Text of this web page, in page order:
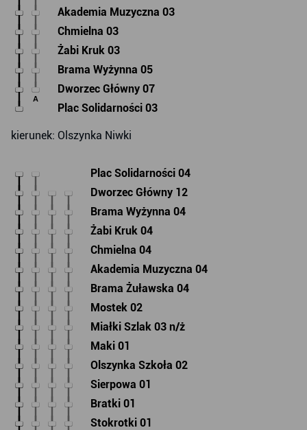
Akademia Muzyczna 03
Chmielna 03
Żabi Kruk 03
Brama Wyżynna 05
A
Dworzec Główny 07
Plac Solidarności 03
kierunek: Olszynka Niwki
Plac Solidarności 04
Dworzec Główny 12
Brama Wyżynna 04
Żabi Kruk 04
Chmielna 04
Akademia Muzyczna 04
Brama Żuławska 04
Mostek 02
Miałki Szlak 03 n/ż
Maki 01
Olszynka Szkoła 02
Sierpowa 01
Bratki 01
Stokrotki 01